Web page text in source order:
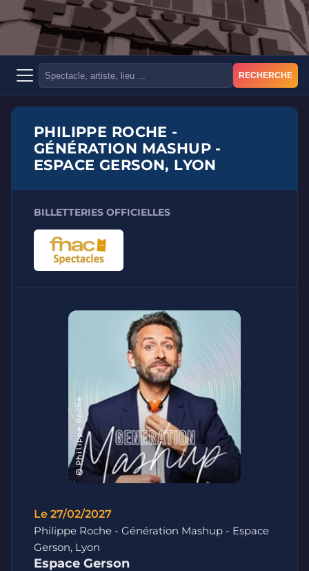
RECHERCHE
PHILIPPE ROCHE -
GÉNÉRATION MASHUP -
ESPACE GERSON, LYON
BILLETTERIES OFFICIELLES
Le 27/02/2027
Philippe Roche - Génération Mashup - Espace
Gerson, Lyon
Espace Gerson